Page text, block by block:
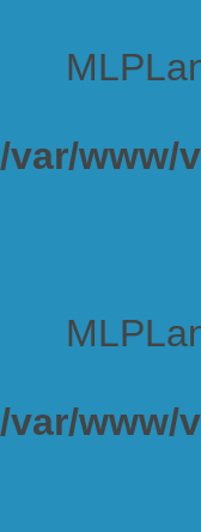
/var/www/
/var/www/